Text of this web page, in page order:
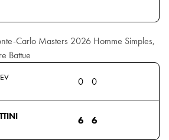
Carlo Masters 2026 Homme Simples,
Battue
0 0
6 6